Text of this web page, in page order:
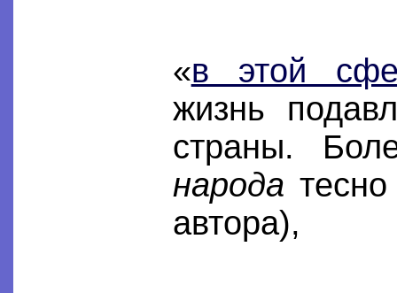
«в этой
жизнь
страны.
народа
автора),